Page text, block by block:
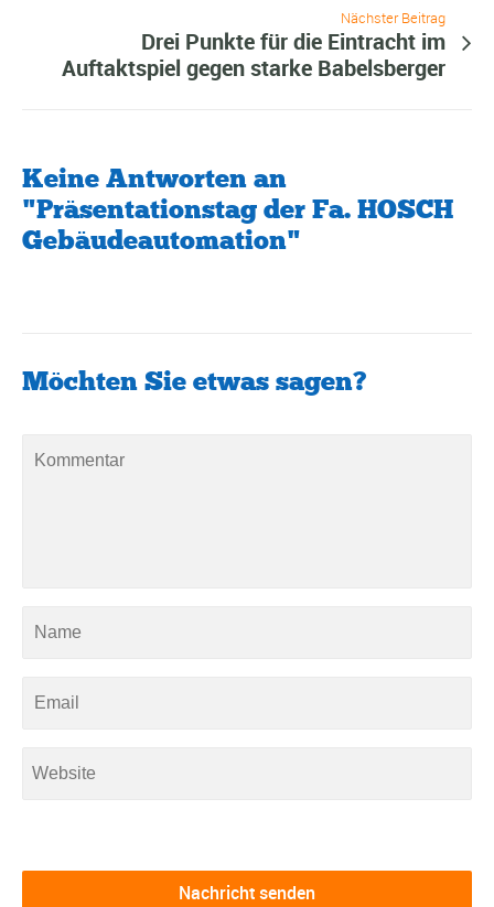
Nächster Beitrag
Drei Punkte für die Eintracht im
Auftaktspiel gegen starke Babelsberger
Keine Antworten an
"Präsentationstag der Fa. HOSCH
Gebäudeautomation"
Möchten Sie etwas sagen?